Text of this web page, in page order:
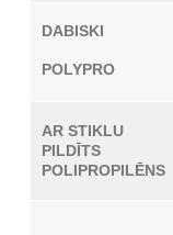
DABISKI
POLYPRO
AR STIKLU
PILDĪTS
POLIPROPILĒNS